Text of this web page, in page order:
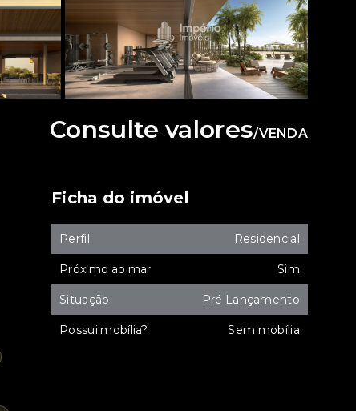
Consulte valores/VENDA
Ficha do imóvel
Perfil Residencial
Próximo ao mar Sim
Situação Pré Lançamento
Possui mobília? Sem mobília